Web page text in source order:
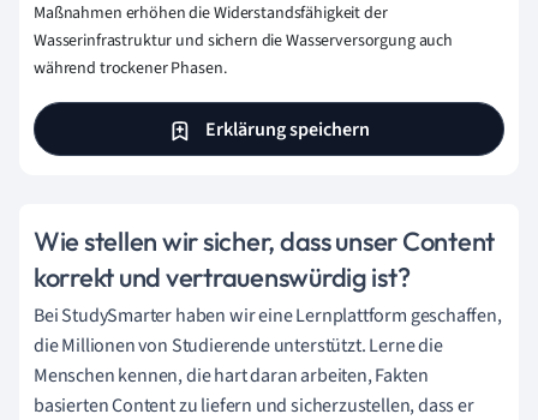
Maßnahmen erhöhen die Widerstandsfähigkeit der
Wasserinfrastruktur und sichern die Wasserversorgung auch
während trockener Phasen.
Erklärung speichern
Wie stellen wir sicher, dass unser Content
korrekt und vertrauenswürdig ist?
Bei StudySmarter haben wir eine Lernplattform geschaffen,
die Millionen von Studierende unterstützt. Lerne die
Menschen kennen, die hart daran arbeiten, Fakten
basierten Content zu liefern und sicherzustellen, dass er